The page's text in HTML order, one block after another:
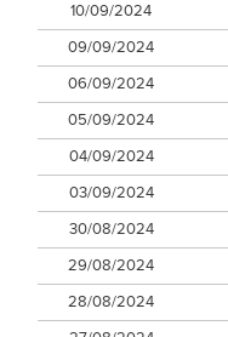
10/09/2024
09/09/2024
06/09/2024
05/09/2024
04/09/2024
03/09/2024
30/08/2024
29/08/2024
28/08/2024